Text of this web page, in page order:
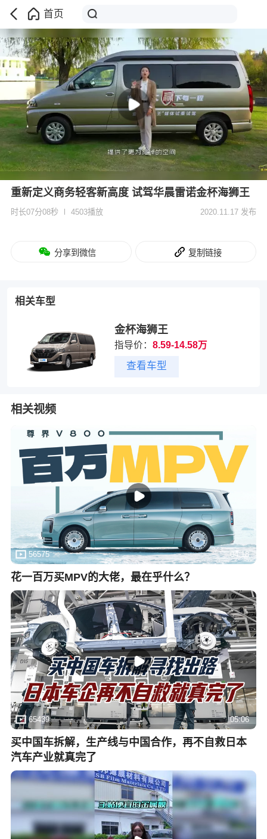
首页
重新定义商务轻客新高度 试驾华晨雷诺金杯海狮王
时长07分08秒 4503播放 2020.11.17 发布
分享到微信 复制链接
相关车型
金杯海狮王
指导价：8.59-14.58万
查看车型
相关视频
56575 04:18
花一百万买MPV的大佬，最在乎什么？
65439 05:06
买中国车拆解，生产线与中国合作，再不自救日本
汽车产业就真完了